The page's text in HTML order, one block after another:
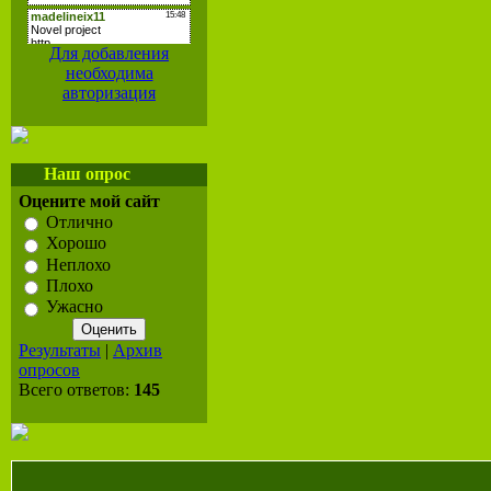
Для добавления
необходима
авторизация
Наш опрос
Оцените мой сайт
Отлично
Хорошо
Неплохо
Плохо
Ужасно
Результаты | Архив
опросов
Всего ответов: 145